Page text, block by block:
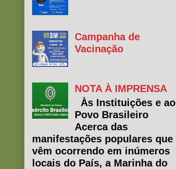
Campanha de
Vacinação
NOTA À IMPRENSA
Às Instituições e ao
Povo Brasileiro
Acerca das
manifestações populares que
vêm ocorrendo em inúmeros
locais do País, a Marinha do